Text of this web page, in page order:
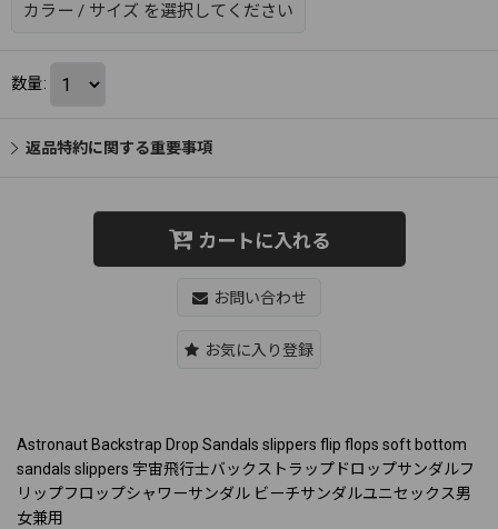
カラー / サイズ を選択してください
数量:
返品特約に関する重要事項
カートに入れる
お問い合わせ
お気に入り登録
Astronaut Backstrap Drop Sandals slippers flip flops soft bottom
sandals slippers 宇宙飛行士バックストラップドロップサンダルフ
リップフロップシャワーサンダル ビーチサンダルユニセックス男
女兼用